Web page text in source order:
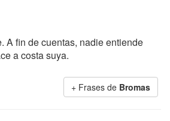
A fin de cuentas, nadie entiende
a costa suya.
+ Frases de Bromas